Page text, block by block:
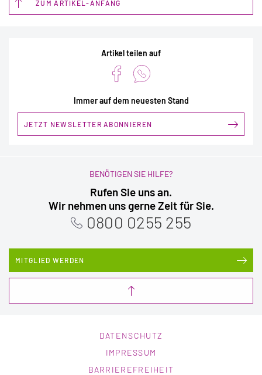
ZUM ARTIKEL-ANFANG
Artikel teilen auf
Immer auf dem neuesten Stand
JETZT NEWSLETTER ABONNIEREN
BENÖTIGEN SIE HILFE?
Rufen Sie uns an.
Wir nehmen uns gerne Zeit für Sie.
0800 0255 255
MITGLIED WERDEN
DATENSCHUTZ
IMPRESSUM
BARRIEREFREIHEIT